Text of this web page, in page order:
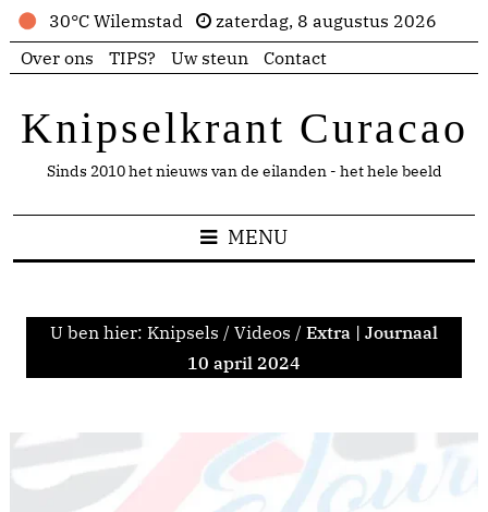
30°C Wilemstad
zaterdag, 8 augustus 2026
Over ons
TIPS? Uw steun Contact
Knipselkrant Curacao
Sinds 2010 het nieuws van de eilanden - het hele beeld
MENU
U ben hier: Knipsels / Videos / Extra | Journaal
10 april 2024